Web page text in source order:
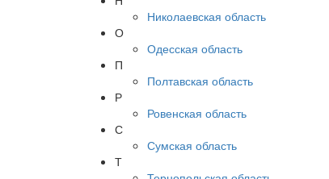
Николаевская область
О
Одесская область
П
Полтавская область
Р
Ровенская область
С
Сумская область
Т